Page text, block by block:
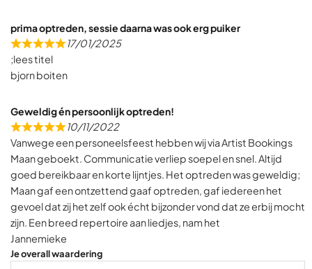
prima optreden, sessie daarna was ook erg puiker
R
a
t
d
5
,
0
o
u
t
o
f
5
17/01/2025
;lees titel
bjorn boiten
Geweldig én persoonlijk optreden!
R
a
t
e
d
5
,
0
o
10/11/2022
Vanwege een personeelsfeest hebben wij via Artist Bookings
Maan geboekt. Communicatie verliep soepel en snel. Altijd
goed bereikbaar en korte lijntjes. Het optreden was geweldig;
Maan gaf een ontzettend gaaf optreden, gaf iedereen het
gevoel dat zij het zelf ook écht bijzonder vond dat ze erbij mocht
zijn. Een breed repertoire aan liedjes, nam het
Jannemieke
Je overall waardering